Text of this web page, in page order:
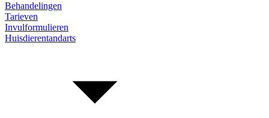
Behandelingen
Tarieven
Invulformulieren
Huisdierentandarts